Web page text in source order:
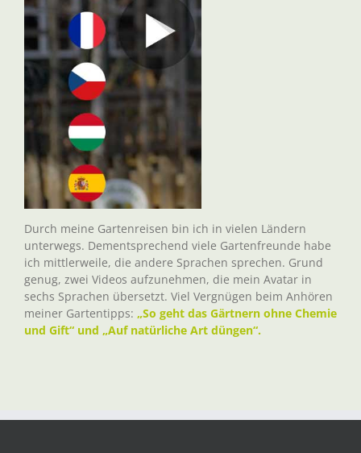
Durch meine Gartenreisen bin ich in vielen Ländern
unterwegs. Dementsprechend viele Gartenfreunde habe
ich mittlerweile, die andere Sprachen sprechen. Grund
genug, zwei Videos aufzunehmen, die mein Avatar in
sechs Sprachen übersetzt. Viel Vergnügen beim Anhören
meiner Gartentipps: „So geht das Gärtnern ohne Chemie
und Gift“ und „Auf natürliche Art düngen“.